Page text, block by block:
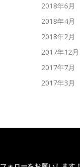
2018年6月
2018年4月
2018年2月
2017年12月
2017年7月
2017年3月